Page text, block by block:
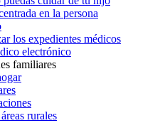
en la persona
los expedientes médicos
electrónico
familiares
rurales